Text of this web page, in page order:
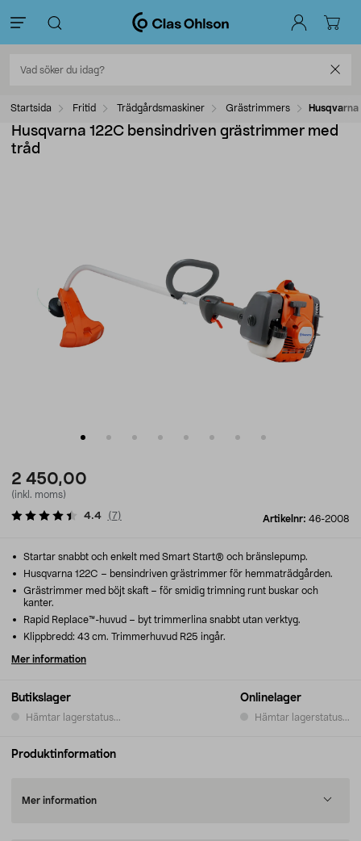
Startsida Fritid Trädgårdsmaskiner Grästrimmers
Husqvarna 122C bensindriven grästrimmer med
tråd
2 450,00
(inkl. moms)
Artikelnr: 46-2008
4.4 (7)
Butikslager
Hämtar lagerstatus...
Onlinelager
Hämtar lagerstatus...
Startar snabbt och enkelt med Smart Start® och bränslepump.
Husqvarna 122C – bensindriven grästrimmer för hemmaträdgården.
Grästrimmer med böjt skaft – för smidig trimning runt buskar och
kanter.
Rapid Replace™-huvud – byt trimmerlina snabbt utan verktyg.
Klippbredd: 43 cm. Trimmerhuvud R25 ingår.
Mer information
Produktinformation
Mer information